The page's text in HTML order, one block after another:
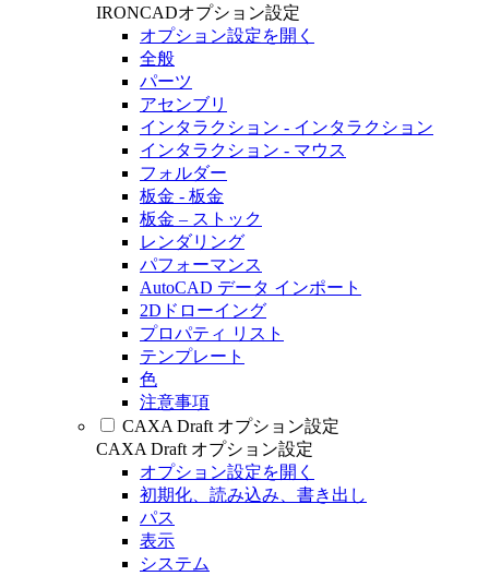
IRONCADオプション設定
オプション設定を開く
全般
パーツ
アセンブリ
インタラクション - インタラクション
インタラクション - マウス
フォルダー
板金 - 板金
板金 – ストック
レンダリング
パフォーマンス
AutoCAD データ インポート
2Dドローイング
プロパティ リスト
テンプレート
色
注意事項
CAXA Draft オプション設定
CAXA Draft オプション設定
オプション設定を開く
初期化、読み込み、書き出し
パス
表示
システム